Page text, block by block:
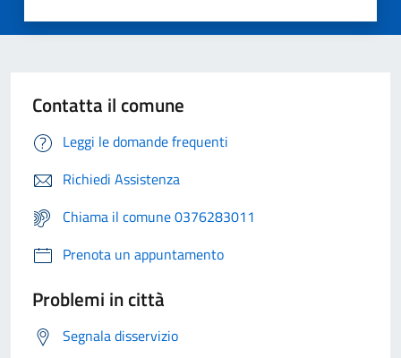
Contatta il comune
Leggi le domande frequenti
Richiedi Assistenza
Chiama il comune 0376283011
Prenota un appuntamento
Problemi in città
Segnala disservizio